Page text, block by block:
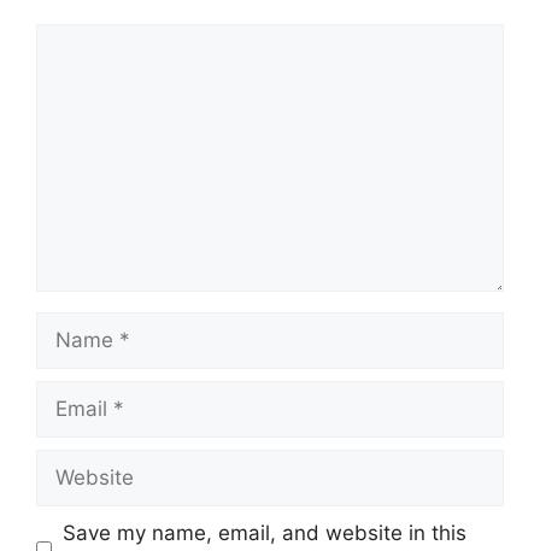
Name
Email
Website
Save my name, email, and website in this